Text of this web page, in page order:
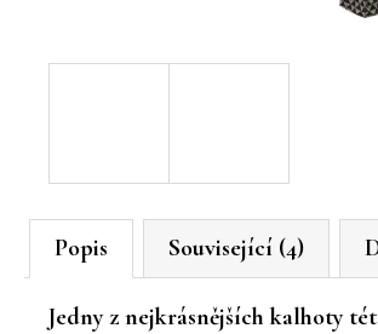
Popis Související (4)
Jedny z nejkrásnějších kalhoty